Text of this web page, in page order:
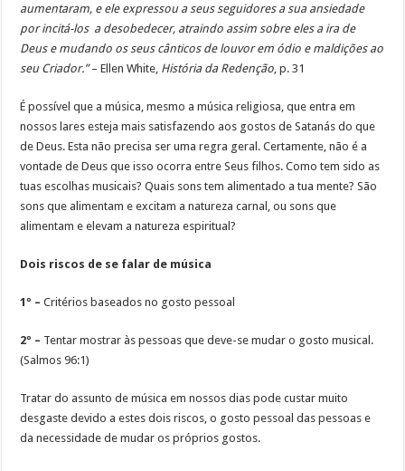
aumentaram, e ele expressou a seus seguidores a sua ansiedade
por incitá-los a desobedecer, atraindo assim sobre eles a ira de
Deus e mudando os seus cânticos de louvor em ódio e maldições ao
seu Criador.”– Ellen White, História da Redenção , p. 31
É possível que a música, mesmo a música religiosa, que entra em
nossos lares esteja mais satisfazendo aos gostos de Satanás do que
de Deus. Esta não precisa ser uma regra geral. Certamente, não é a
vontade de Deus que isso ocorra entre Seus filhos. Como tem sido as
tuas escolhas musicais? Quais sons tem alimentado a tua mente? São
sons que alimentam e excitam a natureza carnal, ou sons que
alimentam e elevam a natureza espiritual?
Dois riscos de se falar de música
1º –Critérios baseados no gosto pessoal
2º – Tentar mostrar às pessoas que deve-se mudar o gosto musical.
(Salmos 96:1)
Tratar do assunto de música em nossos dias pode custar muito
desgaste devido a estes dois riscos, o gosto pessoal das pessoas e
da necessidade de mudar os próprios gostos.